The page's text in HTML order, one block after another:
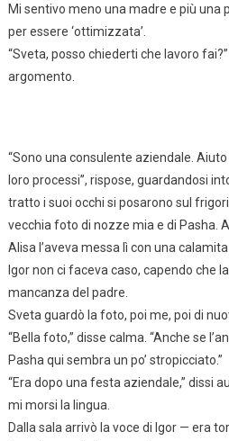
Mi sentivo meno una madre e più una
per essere ‘ottimizzata’.
“Sveta, posso chiederti che lavoro
argomento.
“Sono una consulente aziendale.
loro processi”, rispose, guardandosi
tratto i suoi occhi si posarono sul
vecchia foto di nozze mia e di Pasha.
Alisa l’aveva messa lì con una
Igor non ci faceva caso, capendo che
mancanza del padre.
Sveta guardò la foto, poi me, poi di
“Bella foto,” disse calma. “Anche se
Pasha qui sembra un po’ stropicciato.”
“Era dopo una festa aziendale,” dissi
mi morsi la lingua.
Dalla sala arrivò la voce di Igor — era